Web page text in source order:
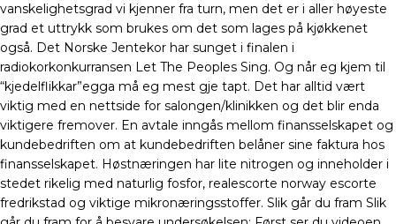
vanskelighetsgrad vi kjenner fra turn, men det er i aller høyeste
grad et uttrykk som brukes om det som lages på kjøkkenet
også. Det Norske Jentekor har sunget i finalen i
radiokorkonkurransen Let The Peoples Sing. Og når eg kjem til
“kjedelflikkar”egga må eg mest gje tapt. Det har alltid vært
viktig med en nettside for salongen/klinikken og det blir enda
viktigere fremover. En avtale inngås mellom finansselskapet og
kundebedriften om at kundebedriften belåner sine faktura hos
finansselskapet. Høstnæringen har lite nitrogen og inneholder i
stedet rikelig med naturlig fosfor, realescorte norway escorte
fredrikstad og viktige mikronæringsstoffer. Slik går du fram Slik